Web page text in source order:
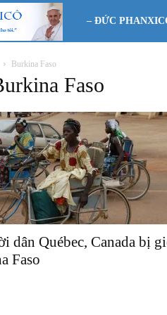
Phanxicô
– ĐỨC
Burkina Faso
Faso
dân Québec, Canada bị
Faso